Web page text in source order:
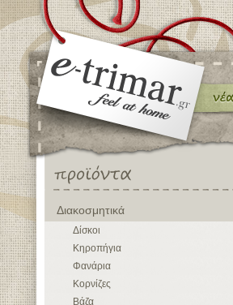
Διακοσμητικά
Δίσκοι
Κηροπήγια
Φανάρια
Κορνίζες
Βάζα